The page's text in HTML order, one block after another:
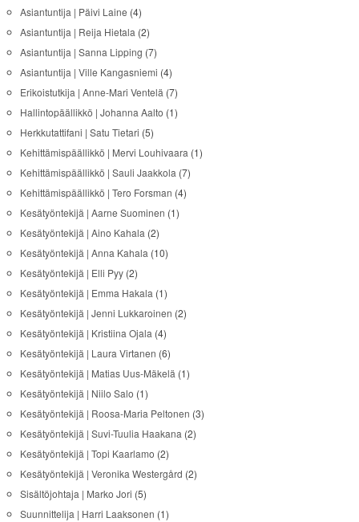
Asiantuntija | Päivi Laine (4)
Asiantuntija | Reija Hietala(2)
Asiantuntija | Sanna Lipping (7)
Asiantuntija | Ville Kangasniemi (4)
Erikoistutkija | Anne-Mari Ventelä(7)
Hallintopäällikkö | Johanna Aalto (1)
Herkkutattifani | Satu Tietari (5)
Kehittämispäällikkö | Mervi Louhivaara(1)
Kehittämispäällikkö | Sauli Jaakkola(7)
Kehittämispäällikkö | Tero Forsman (4)
Kesätyöntekijä | Aarne Suominen (1)
Kesätyöntekijä | Aino Kahala(2)
Kesätyöntekijä | Anna Kahala(10)
Kesätyöntekijä | Elli Pyy(2)
Kesätyöntekijä | Emma Hakala(1)
Kesätyöntekijä | Jenni Lukkaroinen (2)
Kesätyöntekijä | Kristiina Ojala(4)
Kesätyöntekijä | Laura Virtanen (6)
Kesätyöntekijä | Matias Uus-Mäkelä(1)
Kesätyöntekijä | Niilo Salo (1)
Kesätyöntekijä | Roosa-Maria Peltonen (3)
Kesätyöntekijä | Suvi-Tuulia Haakana(2)
Kesätyöntekijä | Topi Kaarlamo (2)
Kesätyöntekijä | Veronika Westergård (2)
Sisältöjohtaja | Marko Jori (5)
Suunnittelija | Harri Laaksonen (1)